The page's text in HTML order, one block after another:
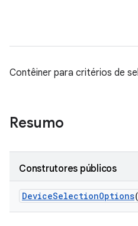
Contêiner para critérios de
Resumo
Construtores públicos
DeviceSelectionOptions